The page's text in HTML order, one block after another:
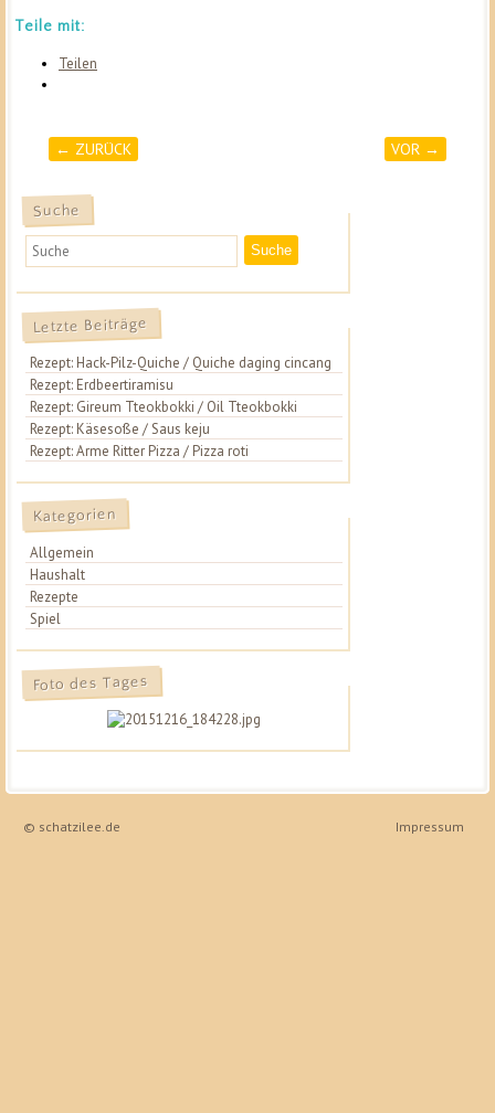
Teile mit:
Teilen
Post navigation
← ZURÜCK VOR →
Suche
Suche
Letzte Beiträge
Rezept: Hack-Pilz-Quiche / Quiche daging cincang
Rezept: Erdbeertiramisu
Rezept: Gireum Tteokbokki / Oil Tteokbokki
Rezept: Käsesoße / Saus keju
Rezept: Arme Ritter Pizza / Pizza roti
Kategorien
Allgemein
Haushalt
Rezepte
Spiel
Foto des Tages
© schatzilee.de Impressum